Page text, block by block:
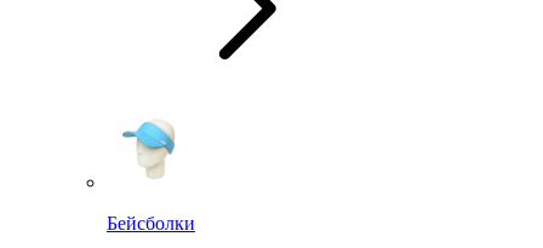
Бейсболки